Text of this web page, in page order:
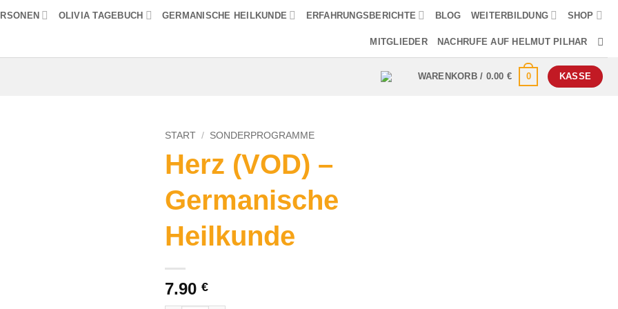
OLIVIA TAGEBUCH GERMANISCHE HEILKUNDE ERFAHRUNGSBERICHTE BLOG WEITERBILDUNG SHOP
MITGLIEDER NACHRUFE AUF HELMUT PILHAR
WARENKORB / 0.00 € 0 KASSE
START / SONDERPROGRAMME
Herz (VOD) –
Germanische
Heilkunde
7.90 €